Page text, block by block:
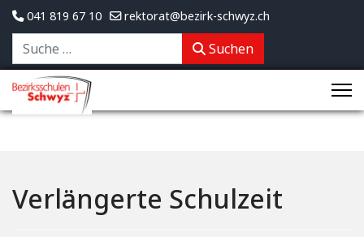
041 819 67 10 rektorat@bezirk-schwyz.ch
Suchen
Suchen
Verlängerte Schulzeit